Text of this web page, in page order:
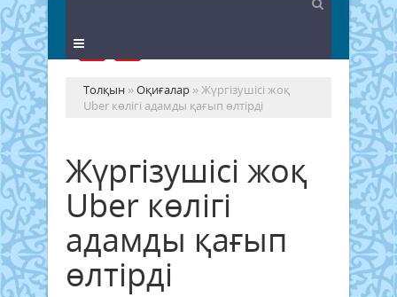
Толқын »Оқиғалар » Жүргізушісі жоқ
Uber көлігі адамды қағып өлтірді
Жүргізушісі жоқ
Uber көлігі
адамды қағып
өлтірді